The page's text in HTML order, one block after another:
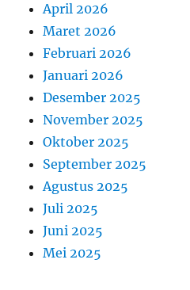
April 2026
Maret 2026
Februari 2026
Januari 2026
Desember 2025
November 2025
Oktober 2025
September 2025
Agustus 2025
Juli 2025
Juni 2025
Mei 2025